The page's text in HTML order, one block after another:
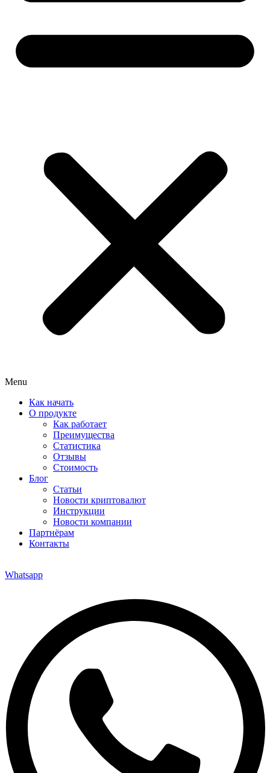
Menu
Как начать
О продукте
Как работает
Преимущества
Статистика
Отзывы
Стоимость
Блог
Статьи
Новости криптовалют
Инструкции
Новости компании
Партнёрам
Контакты
Whatsapp